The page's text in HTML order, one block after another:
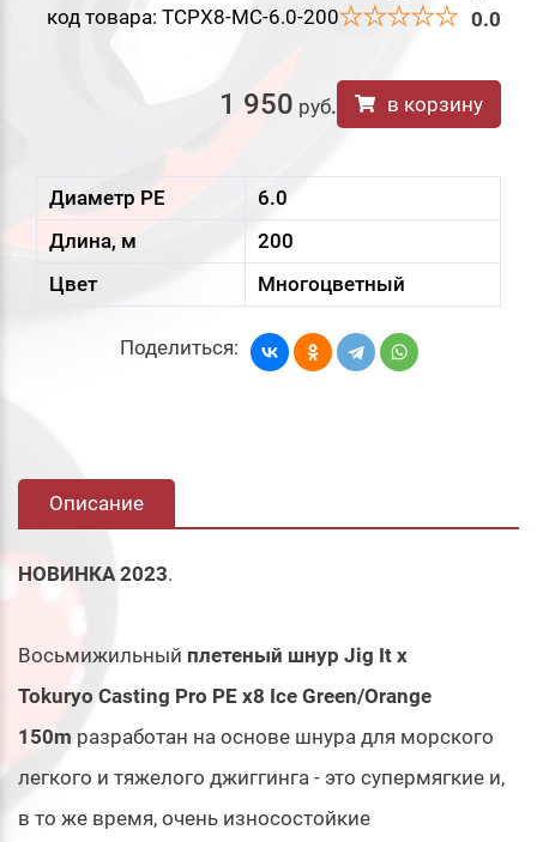
код товара: TCPX8-MC-6.0-200 0.0
1 950 руб. в корзину
Диаметр PE
6.0
Длина, м
200
Цвет
Многоцветный
Поделиться:
Описание
НОВИНКА 2023.
Восьмижильный плетеный шнур Jig It x
Tokuryo Casting Pro PE x8 Ice Green/Orange
150m разработан на основе шнура для морского
легкого и тяжелого джиггинга - это супермягкие и,
в то же время, очень износостойкие